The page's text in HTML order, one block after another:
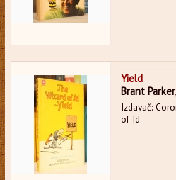
Yield
Brant
Izdavač:
of Id